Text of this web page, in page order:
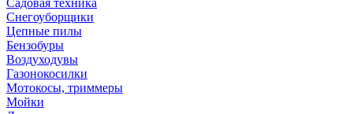
Садовая техника
Снегоуборщики
Цепные пилы
Бензобуры
Воздуходувы
Газонокосилки
Мотокосы, триммеры
Мойки